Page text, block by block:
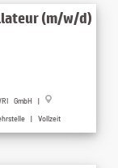
(m/w/d)
GmbH |
| Vollzeit